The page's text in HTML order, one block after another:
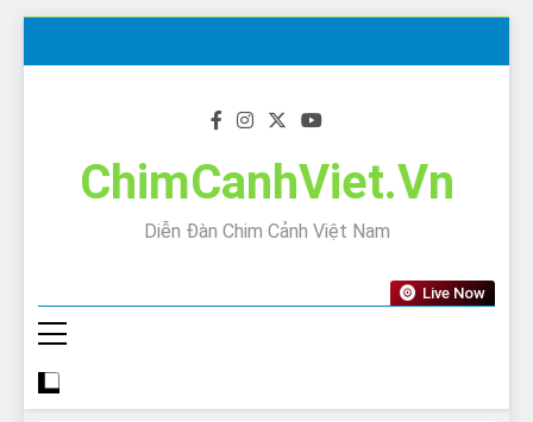
ChimCanhViet.Vn
Diễn Đàn Chim Cảnh Việt Nam
Live Now